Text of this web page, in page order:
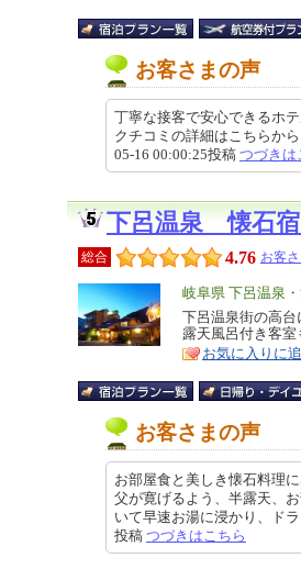
お客さまの声
丁寧な接客で安心できるホ
クチコミの詳細はこちらか
05-16 00:00:25投稿 つづきは
下呂温泉 懐石
総合 4.76 お客
エ
リ
ア
岐阜県 下呂温泉
特
徴
下呂温泉街の高
露天風呂付き客室
お気に入りに
お客さまの声
お部屋食と美しき懐石料理
父が寛げるよう、半露天、
いて早速お湯に浸かり、ド
投稿 つづきはこちら